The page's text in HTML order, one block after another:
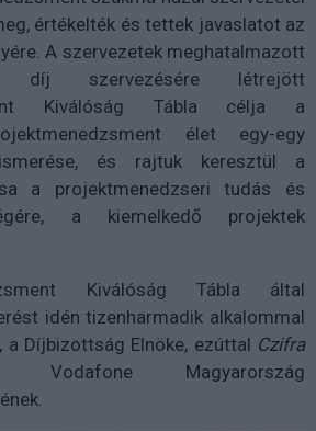
értékelték és tettek javaslatot az
A szervezetek meghatalmazott
díj szervezésére létrejött
Kiválóság Tábla célja a
élet egy-egy
és rajtuk keresztül a
a projektmenedzseri tudás és
a kiemelkedő projektek
Kiválóság Tábla által
idén tizenharmadik alkalommal
a Díjbizottság Elnöke, ezúttal Czifra
Magyarország